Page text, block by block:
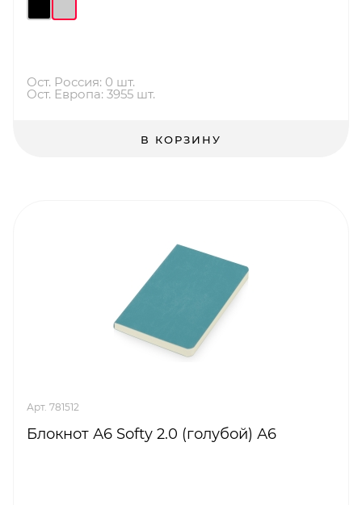
Ост. Россия: 0 шт.
Ост. Европа: 3955 шт.
В КОРЗИНУ
Арт. 781512
Блокнот А6 Softy 2.0 (голубой) А6